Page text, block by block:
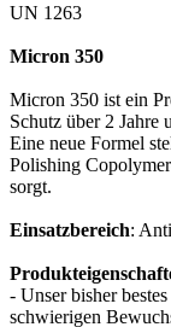
UN 1263
Micron 350
Micron 350 ist ein
Schutz über 2 Jahre
Eine neue Formel
Polishing
sorgt.
Einsatzbereich:
- Unser bisher
schwierigen